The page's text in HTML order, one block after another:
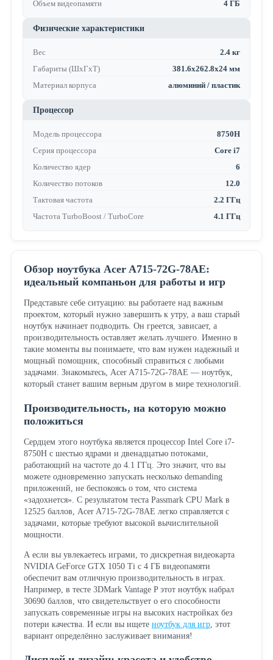
Объем видеопамяти
4 ГБ
Физические характеристики
Вес
2.4 кг
Габариты (ШхГхТ)
381.6x262.8x24 мм
Материал корпуса
алюминий / пластик
Процессор
Модель процессора
8750H
Серия процессора
Core i7
Количество ядер
6
Количество потоков
12.0
Тактовая частота
2.2 ГГц
Частота TurboBoost / TurboCore
4.1 ГГц
Обзор ноутбука Acer A715-72G-78AE:
идеальный компаньон для работы и игр
Представьте себе ситуацию: вы работаете над важным
проектом, который нужно завершить к утру, а ваш старый
ноутбук начинает подводить. Он греется, зависает, а
производительность оставляет желать лучшего. Именно в
такие моменты вы понимаете, что вам нужен надежный и
мощный помощник, способный справиться с любыми
задачами. Знакомьтесь, Acer A715-72G-78AE — ноутбук,
который станет вашим верным другом в мире технологий.
Производительность, на которую можно
положиться
Сердцем этого ноутбука является процессор Intel Core i7-
8750H с шестью ядрами и двенадцатью потоками,
работающий на частоте до 4.1 ГГц. Это значит, что вы
можете одновременно запускать несколько demanding
приложений, не беспокоясь о том, что система
«задохнется». С результатом теста Passmark CPU Mark в
12525 баллов, Acer A715-72G-78AE легко справляется с
задачами, которые требуют высокой вычислительной
мощности.
А если вы увлекаетесь играми, то дискретная видеокарта
NVIDIA GeForce GTX 1050 Ti с 4 ГБ видеопамяти
обеспечит вам отличную производительность в играх.
Например, в тесте 3DMark Vantage P этот ноутбук набрал
30690 баллов, что свидетельствует о его способности
запускать современные игры на высоких настройках без
потери качества. И если вы ищете ноутбук для игр, этот
вариант определённо заслуживает внимания!